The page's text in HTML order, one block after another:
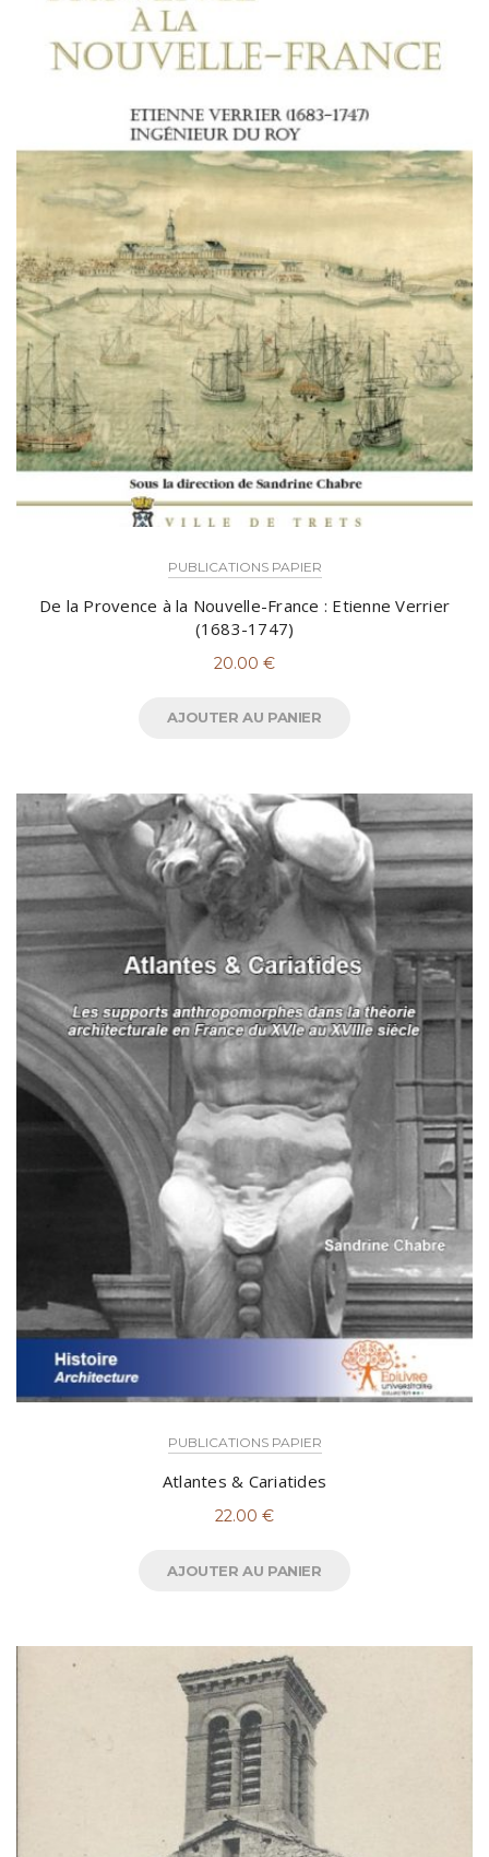
PUBLICATIONS PAPIER
De la Provence à la Nouvelle-France : Etienne Verrier
(1683-1747)
20.00 €
AJOUTER AU PANIER
PUBLICATIONS PAPIER
Atlantes & Cariatides
22.00 €
AJOUTER AU PANIER